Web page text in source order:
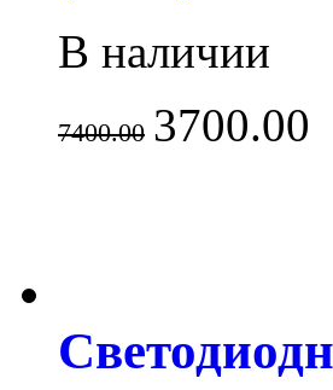
В наличии
7400.00 3700.00